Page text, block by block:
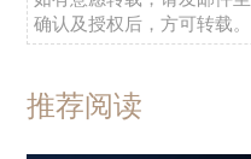
确认及授权后，方可转载。
推荐阅读